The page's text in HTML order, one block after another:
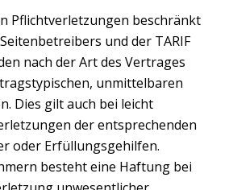
Pflichtverletzungen beschränkt
und der TARIF
nach der Art des Vertrages
unmittelbaren
Dies gilt auch bei leicht
der entsprechenden
oder Erfüllungsgehilfen.
besteht eine Haftung bei